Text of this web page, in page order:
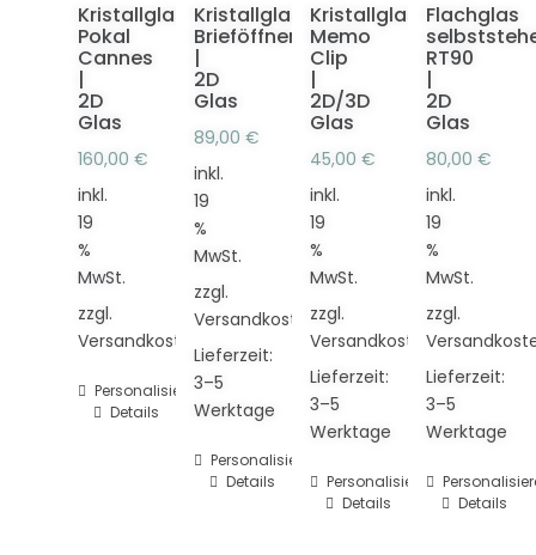
Kristallglas
Pokal
Cannes
|
2D
Glas
160,00 €
inkl.
19
%
MwSt.
zzgl.
Versandkosten
Personalisieren
Details
Kristallglas
Brieföffner
|
2D
Glas
89,00 €
inkl.
19
%
MwSt.
zzgl.
Versandkosten
Lieferzeit:
3–5
Werktage
Personalisieren
Details
Kristallglas
Memo
Clip
|
2D/3D
Glas
45,00 €
inkl.
19
%
MwSt.
zzgl.
Versandkosten
Lieferzeit:
3–5
Werktage
Personalisieren
Details
Flachglas
RT90
|
2D
Glas
80,00 €
inkl.
19
%
MwSt.
zzgl.
Lieferzeit:
3–5
Werktage
Details